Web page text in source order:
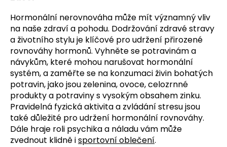
Hormonální nerovnováha může mít významný vliv
na naše zdraví a pohodu. Dodržování zdravé stravy
a životního stylu je klíčové pro udržení přirozené
rovnováhy hormonů. Vyhněte se potravinám a
návykům, které mohou narušovat hormonální
systém, a zaměřte se na konzumaci živin bohatých
potravin, jako jsou zelenina, ovoce, celozrnné
produkty a potraviny s vysokým obsahem zinku.
Pravidelná fyzická aktivita a zvládání stresu jsou
také důležité pro udržení hormonální rovnováhy.
Dále hraje roli psychika a náladu vám může
zvednout klidně isportovní oblečení.